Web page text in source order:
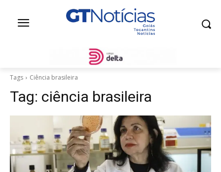
Tags Ciência brasileira
Tag: ciência brasileira